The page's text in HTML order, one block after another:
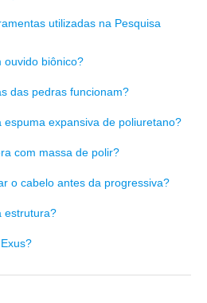
utilizadas na Pesquisa
ouvido biônico?
das pedras funcionam?
espuma expansiva de poliuretano?
com massa de polir?
o cabelo antes da progressiva?
estrutura?